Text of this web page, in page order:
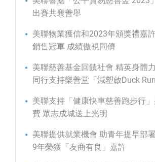
出賽共襄善舉
美聯物業獲信和2023年頒獎禮嘉
銷售冠軍 成績傲視同儕
美聯慈善基金回饋社會 精英身體
同行支持樂善堂「減塑啟Duck
美聯支持「健康快車慈善跑步行
費 眾志成城送上光明
美聯提供就業機會 助青年提早部
9年榮獲「友商有良」嘉許